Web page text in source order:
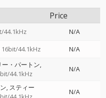
Price
44.1kHz
N/A
44.1kHz N/A
ー・パートン
44.1kHz
N/A
スティー
N/A